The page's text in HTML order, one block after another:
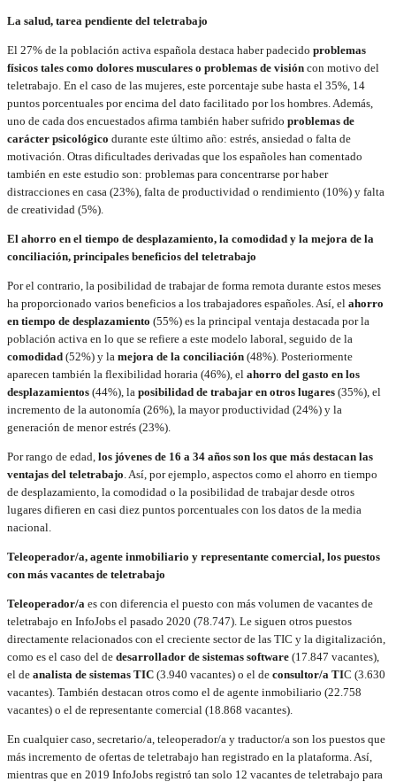
La salud, tarea pendiente del teletrabajo
El 27% de la población activa española destaca haber padecido problemas
físicos tales como dolores musculares o problemas de visión con motivo del
teletrabajo. En el caso de las mujeres, este porcentaje sube hasta el 35%, 14
puntos porcentuales por encima del dato facilitado por los hombres. Además,
uno de cada dos encuestados afirma también haber sufrido problemas de
carácter psicológico durante este último año: estrés, ansiedad o falta de
motivación. Otras dificultades derivadas que los españoles han comentado
también en este estudio son: problemas para concentrarse por haber
distracciones en casa (23%), falta de productividad o rendimiento (10%) y falta
de creatividad (5%).
El ahorro en el tiempo de desplazamiento, la comodidad y la mejora de la
conciliación, principales beneficios del teletrabajo
Por el contrario, la posibilidad de trabajar de forma remota durante estos meses
ha proporcionado varios beneficios a los trabajadores españoles. Así, el ahorro
en tiempo de desplazamiento (55%) es la principal ventaja destacada por la
población activa en lo que se refiere a este modelo laboral, seguido de la
comodidad (52%) y la mejora de la conciliación (48%). Posteriormente
aparecen también la flexibilidad horaria (46%), el ahorro del gasto en los
desplazamientos (44%), la posibilidad de trabajar en otros lugares (35%), el
incremento de la autonomía (26%), la mayor productividad (24%) y la
generación de menor estrés (23%).
Por rango de edad, los jóvenes de 16 a 34 años son los que más destacan las
ventajas del teletrabajo . Así, por ejemplo, aspectos como el ahorro en tiempo
de desplazamiento, la comodidad o la posibilidad de trabajar desde otros
lugares difieren en casi diez puntos porcentuales con los datos de la media
nacional.
Teleoperador/a, agente inmobiliario y representante comercial, los puestos
con más vacantes de teletrabajo
Teleoperador/a es con diferencia el puesto con más volumen de vacantes de
teletrabajo en InfoJobs el pasado 2020 (78.747). Le siguen otros puestos
directamente relacionados con el creciente sector de las TIC y la digitalización,
como es el caso del de desarrollador de sistemas software (17.847 vacantes),
el de analista de sistemas TIC (3.940 vacantes) o el de consultor/a TIC (3.630
vacantes). También destacan otros como el de agente inmobiliario (22.758
vacantes) o el de representante comercial (18.868 vacantes).
En cualquier caso, secretario/a, teleoperador/a y traductor/a son los puestos que
más incremento de ofertas de teletrabajo han registrado en la plataforma. Así,
mientras que en 2019 InfoJobs registró tan solo 12 vacantes de teletrabajo para